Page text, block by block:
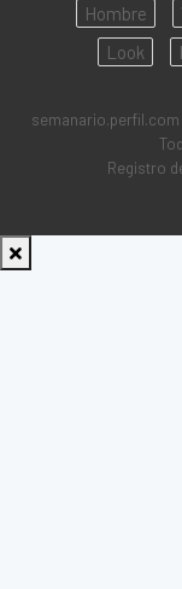
Hombre
Look
Registro